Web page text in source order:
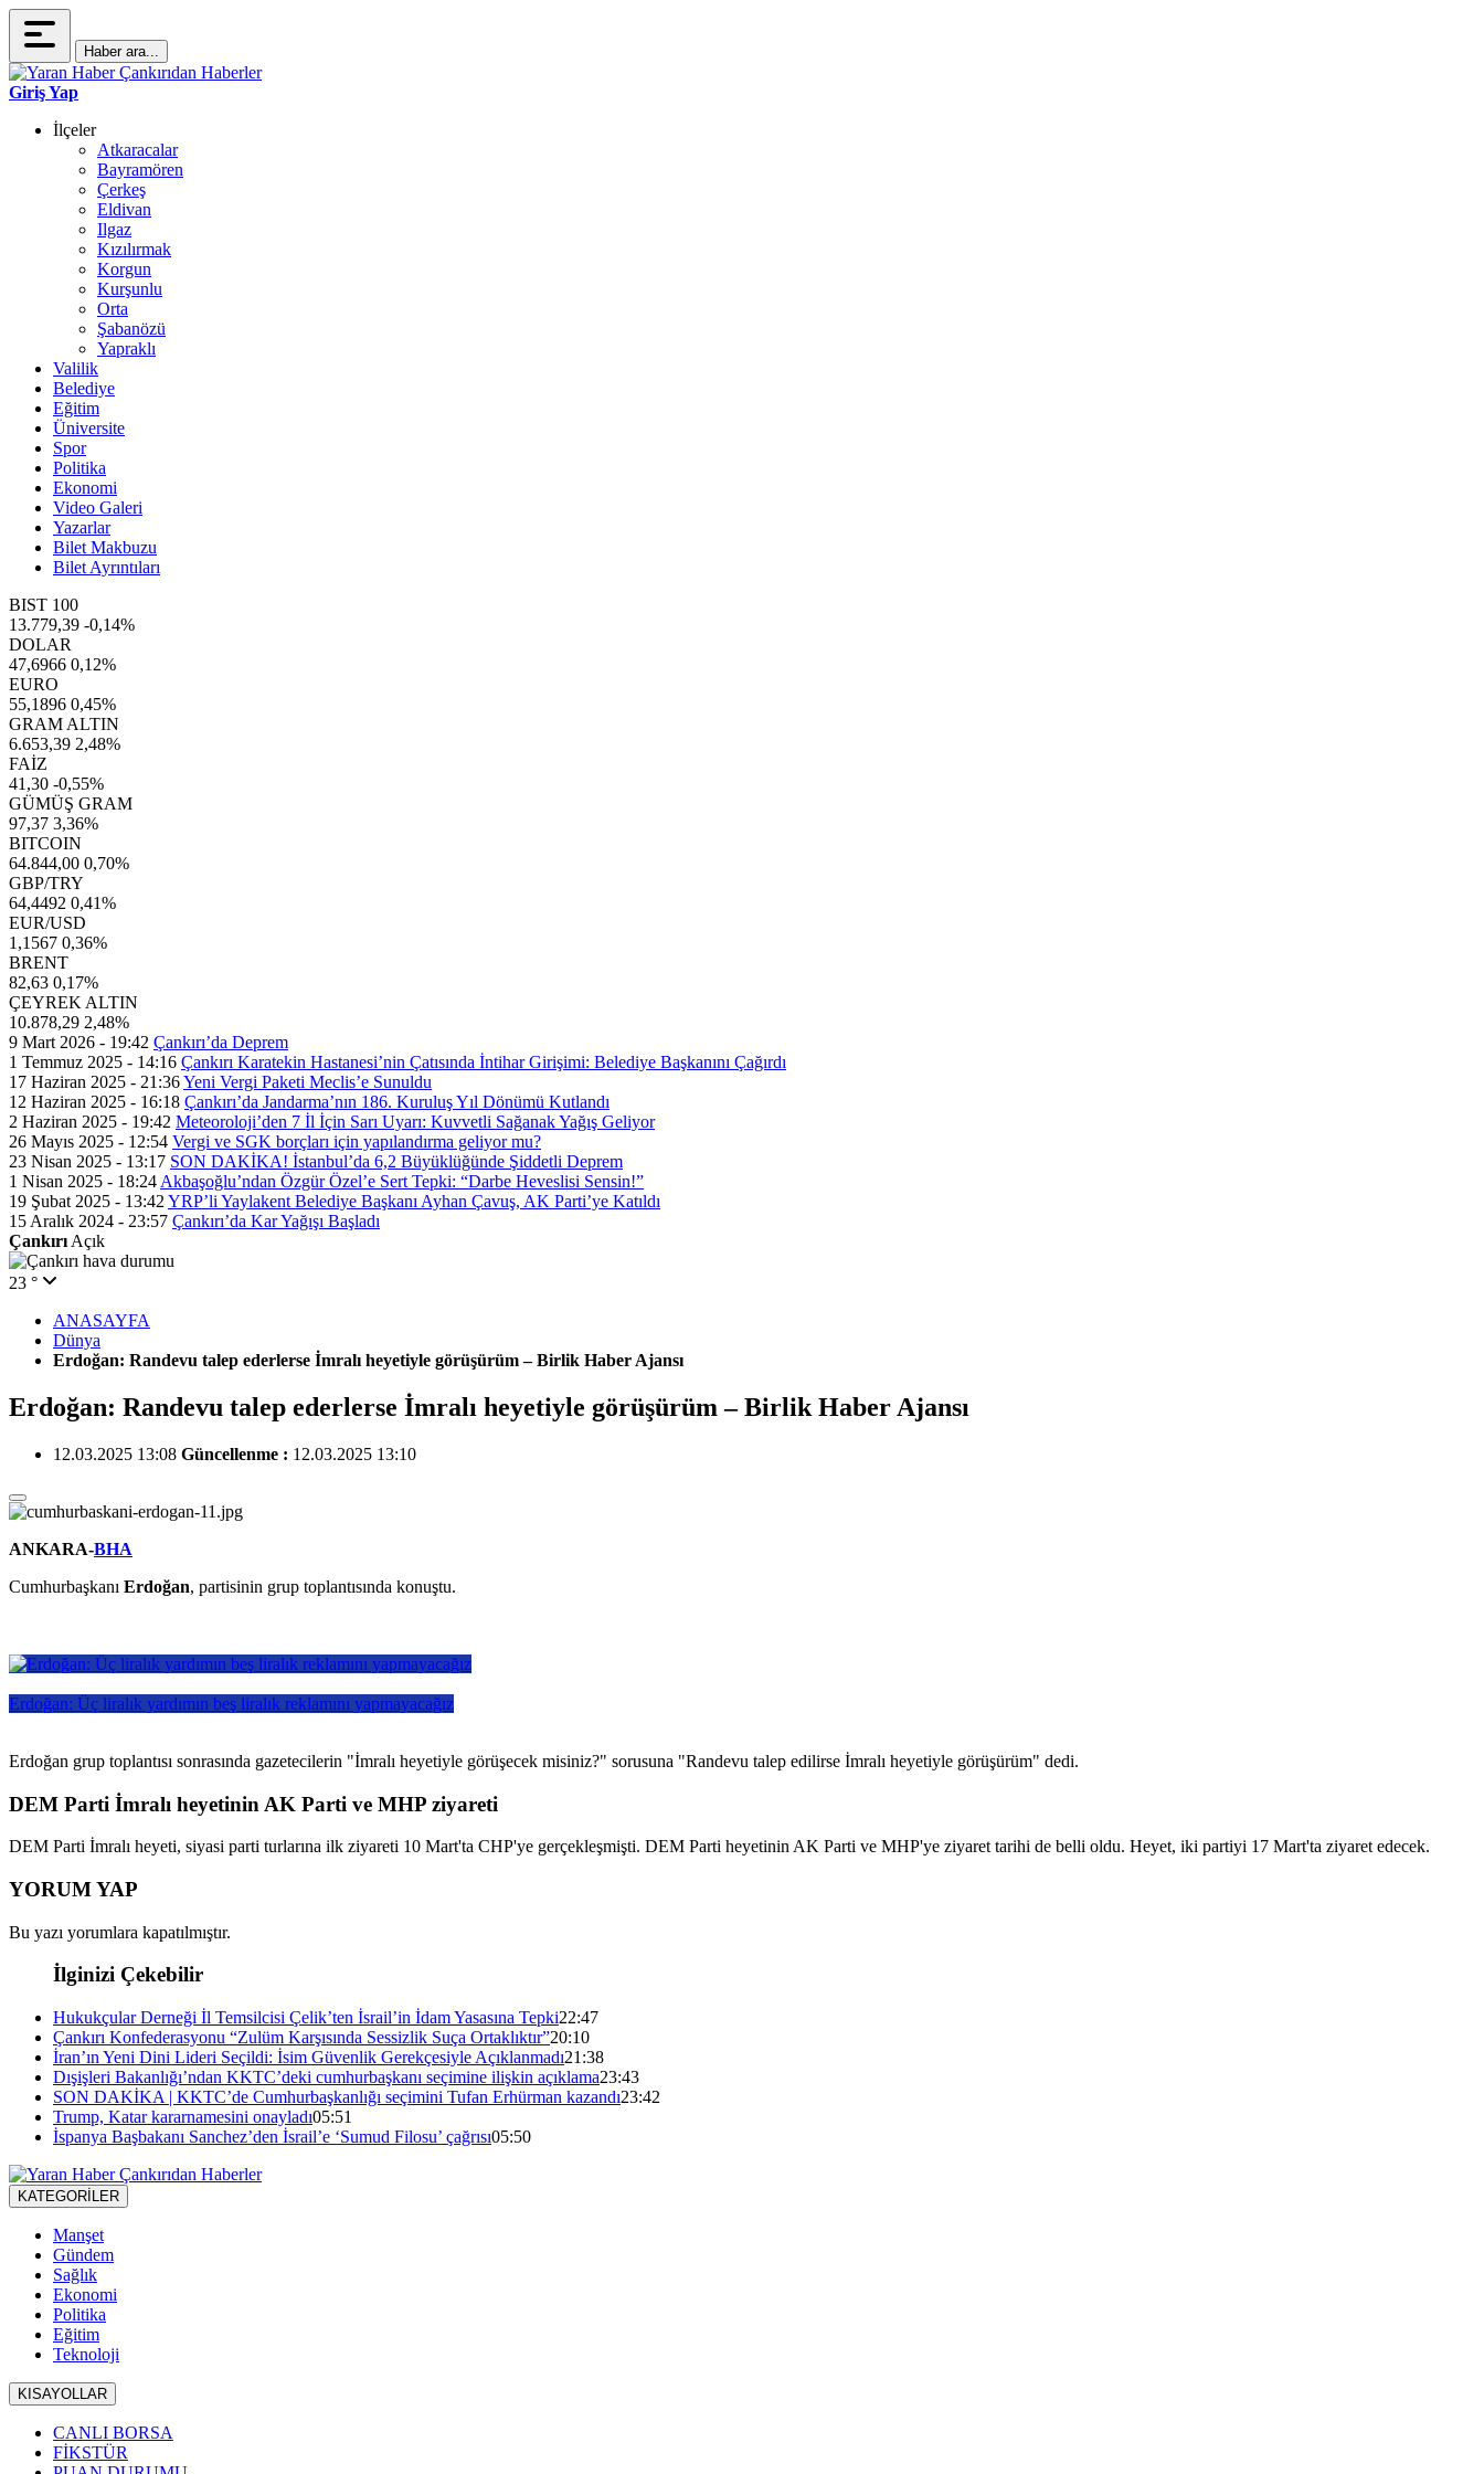
Haber ara...
Giriş Yap
İlçeler
Atkaracalar
Bayramören
Çerkeş
Eldivan
Ilgaz
Kızılırmak
Korgun
Kurşunlu
Orta
Şabanözü
Yapraklı
Valilik
Belediye
Eğitim
Üniversite
Spor
Politika
Ekonomi
Video Galeri
Yazarlar
Bilet Makbuzu
Bilet Ayrıntıları
BIST 100
13.779,39 -0,14%
DOLAR
47,6966 0,12%
EURO
55,1896 0,45%
GRAM ALTIN
6.653,39 2,48%
FAİZ
41,30 -0,55%
GÜMÜŞ GRAM
97,37 3,36%
BITCOIN
64.844,00 0,70%
GBP/TRY
64,4492 0,41%
EUR/USD
1,1567 0,36%
BRENT
82,63 0,17%
ÇEYREK ALTIN
10.878,29 2,48%
9 Mart 2026 - 19:42 Çankırı’da Deprem
1 Temmuz 2025 - 14:16 Çankırı Karatekin Hastanesi’nin Çatısında İntihar Girişimi: Belediye Başkanını Çağırdı
17 Haziran 2025 - 21:36Yeni Vergi Paketi Meclis’e Sunuldu
12 Haziran 2025 - 16:18 Çankırı’da Jandarma’nın 186. Kuruluş Yıl Dönümü Kutlandı
2 Haziran 2025 - 19:42 Meteoroloji’den 7 İl İçin Sarı Uyarı: Kuvvetli Sağanak Yağış Geliyor
26 Mayıs 2025 - 12:54 Vergi ve SGK borçları için yapılandırma geliyor mu?
23 Nisan 2025 - 13:17 SON DAKİKA! İstanbul’da 6,2 Büyüklüğünde Şiddetli Deprem
1 Nisan 2025 - 18:24 Akbaşoğlu’ndan Özgür Özel’e Sert Tepki: “Darbe Heveslisi Sensin!”
19 Şubat 2025 - 13:42 YRP’li Yaylakent Belediye Başkanı Ayhan Çavuş, AK Parti’ye Katıldı
15 Aralık 2024 - 23:57 Çankırı’da Kar Yağışı Başladı
Çankırı Açık
23 °
ANASAYFA
Dünya
Erdoğan: Randevu talep ederlerse İmralı heyetiyle görüşürüm – Birlik Haber Ajansı
Erdoğan: Randevu talep ederlerse İmralı heyetiyle görüşürüm – Birlik Haber Ajansı
12.03.2025 13:08 Güncellenme : 12.03.2025 13:10
ANKARA-BHA
Cumhurbaşkanı Erdoğan, partisinin grup toplantısında konuştu.
Erdoğan: Üç liralık yardımın beş liralık reklamını yapmayacağız
Erdoğan grup toplantısı sonrasında gazetecilerin "İmralı heyetiyle görüşecek misiniz?" sorusuna "Randevu talep edilirse İmralı heyetiyle görüşürüm" dedi.
DEM Parti İmralı heyetinin AK Parti ve MHP ziyareti
DEM Parti İmralı heyeti, siyasi parti turlarına ilk ziyareti 10 Mart'ta CHP'ye gerçekleşmişti. DEM Parti heyetinin AK Parti ve MHP'ye ziyaret tarihi de belli oldu. Heyet, iki partiyi 17 Mart'ta ziyaret edecek.
YORUM YAP
Bu yazı yorumlara kapatılmıştır.
İlginizi Çekebilir
Hukukçular Derneği İl Temsilcisi Çelik’ten İsrail’in İdam Yasasına Tepki22:47
Çankırı Konfederasyonu “Zulüm Karşısında Sessizlik Suça Ortaklıktır”20:10
İran’ın Yeni Dini Lideri Seçildi: İsim Güvenlik Gerekçesiyle Açıklanmadı21:38
Dışişleri Bakanlığı’ndan KKTC’deki cumhurbaşkanı seçimine ilişkin açıklama23:43
SON DAKİKA | KKTC’de Cumhurbaşkanlığı seçimini Tufan Erhürman kazandı23:42
Trump, Katar kararnamesini onayladı05:51
İspanya Başbakanı Sanchez’den İsrail’e ‘Sumud Filosu’ çağrısı05:50
KATEGORİLER
Manşet
Gündem
Sağlık
Ekonomi
Politika
Eğitim
Teknoloji
KISAYOLLAR
CANLI BORSA
FİKSTÜR